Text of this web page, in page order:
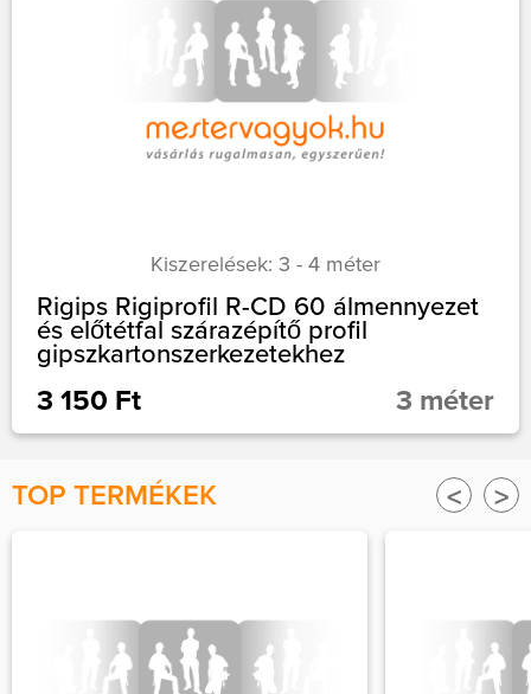
Kiszerelések: 3 - 4 méter
Rigips Rigiprofil R-CD 60 álmennyezet
és előtétfal szárazépítő profil
gipszkartonszerkezetekhez
3 150 Ft 3 méter
< >
TOP TERMÉKEK